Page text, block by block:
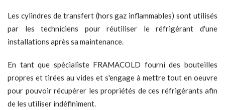
Les cylindres de transfert (hors gaz inflammables) sont utilisés
par les techniciens pour réutiliser le réfrigérant d'une
installations après sa maintenance.
En tant que spécialiste FRAMACOLD fourni des bouteilles
propres et tirées au vides et s'engage à mettre tout en oeuvre
pour pouvoir récupérer les propriétés de ces réfrigérants afin
de les utiliser indéfiniment.